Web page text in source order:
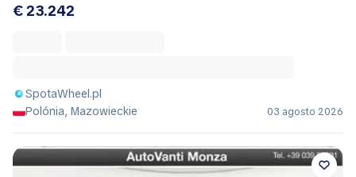
€ 23.242
SpotaWheel.pl
Polónia, Mazowieckie
03 agosto 2026